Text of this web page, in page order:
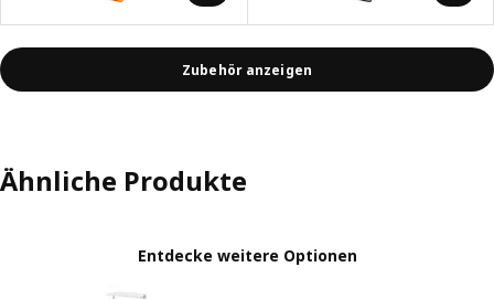
Zubehör anzeigen
Ähnliche Produkte
Entdecke weitere Optionen